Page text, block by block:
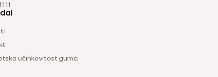
11
učinkovitost guma